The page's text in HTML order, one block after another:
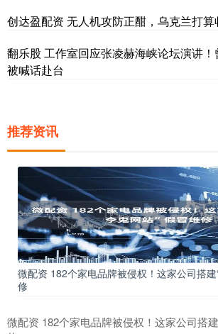
创达盈配资 无人机攻防正酣，乌克兰打算
翻乐股 工作室回应张凌赫海峡论坛演讲
被喊话赴台
推荐资讯
微配资 182个家电品牌被侵权！这家公司搭建
修
微配资 182个家电品牌被侵权！这家公司搭